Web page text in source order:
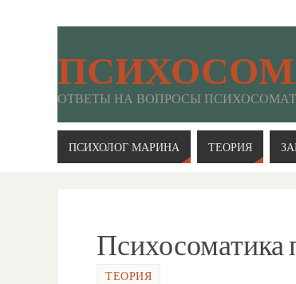
ОТВЕТЫ НА ВОПРОСЫ
ПСИХОЛОГ МАРИНА ТЕОРИЯ
Психосоматика
ТЕОРИЯ